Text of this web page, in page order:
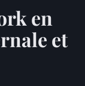
en
et